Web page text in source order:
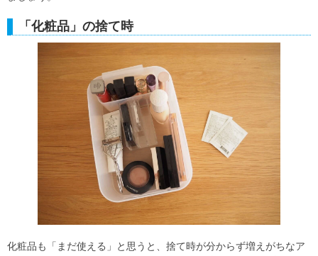
「化粧品」の捨て時
化粧品も「まだ使える」と思うと、捨て時が分からず増えがちなア